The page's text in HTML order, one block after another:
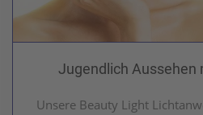
Jugendlich Aussehen
Unsere Beauty Light